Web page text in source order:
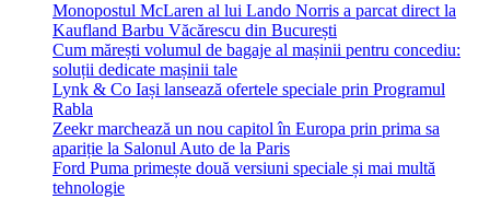
Monopostul McLaren al lui Lando Norris a parcat direct la
Kaufland Barbu Văcărescu din București
Cum mărești volumul de bagaje al mașinii pentru concediu:
soluții dedicate mașinii tale
Lynk & Co Iași lansează ofertele speciale prin Programul
Rabla
Zeekr marchează un nou capitol în Europa prin prima sa
apariție la Salonul Auto de la Paris
Ford Puma primește două versiuni speciale și mai multă
tehnologie